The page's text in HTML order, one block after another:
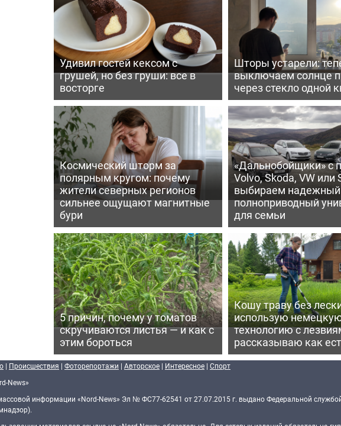
Удивил гостей кексом с
грушей, но без груши: все в
восторге
Шторы устарели:
выключаем солнце
через стекло одной
Космический шторм за
полярным кругом: почему
жители северных регионов
сильнее ощущают магнитные
бури
«Дальнобойщики» с
Volvo, Skoda, VW или
выбираем надежный
полноприводный
для семьи
5 причин, почему у томатов
скручиваются листья — и как с
этим бороться
Кошу траву без
использую
технологию с
рассказываю как
| Происшествия | Фоторепортажи | Авторское | Интересное | Спорт
News»
информации «Nord-News» Эл № ФС77-62541 от 27.07.2015 г. выдано Федеральной